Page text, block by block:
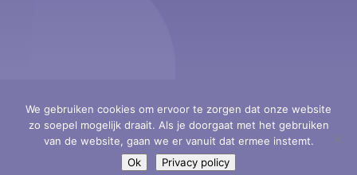
Second Opinion Hoortoestellen
- StAr erkende audiciens -
Privacy policy
We gebruiken cookies om ervoor te zorgen dat onze website
zo soepel mogelijk draait. Als je doorgaat met het gebruiken
van de website, gaan we er vanuit dat ermee instemt.
Ok
Privacy policy